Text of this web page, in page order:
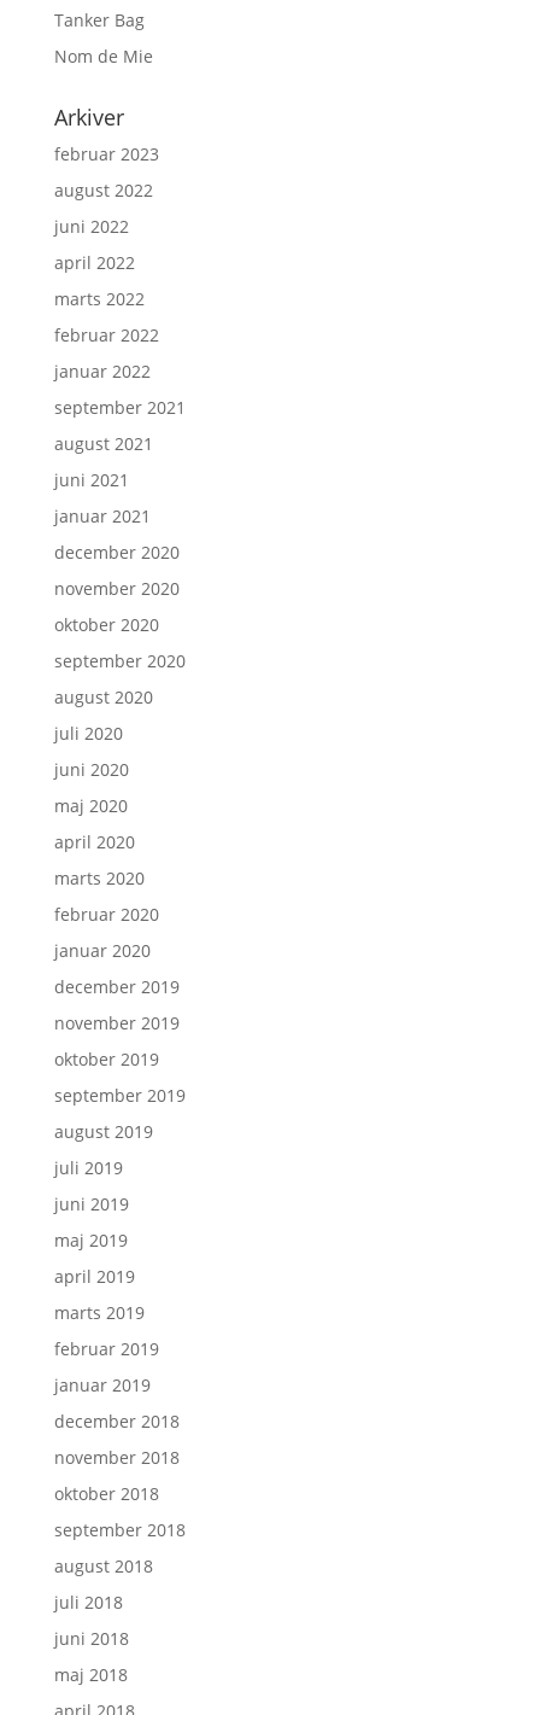
Tanker Bag
Nom de Mie
Arkiver
februar 2023
august 2022
juni 2022
april 2022
marts 2022
februar 2022
januar 2022
september 2021
august 2021
juni 2021
januar 2021
december 2020
november 2020
oktober 2020
september 2020
august 2020
juli 2020
juni 2020
maj 2020
april 2020
marts 2020
februar 2020
januar 2020
december 2019
november 2019
oktober 2019
september 2019
august 2019
juli 2019
juni 2019
maj 2019
april 2019
marts 2019
februar 2019
januar 2019
december 2018
november 2018
oktober 2018
september 2018
august 2018
juli 2018
juni 2018
maj 2018